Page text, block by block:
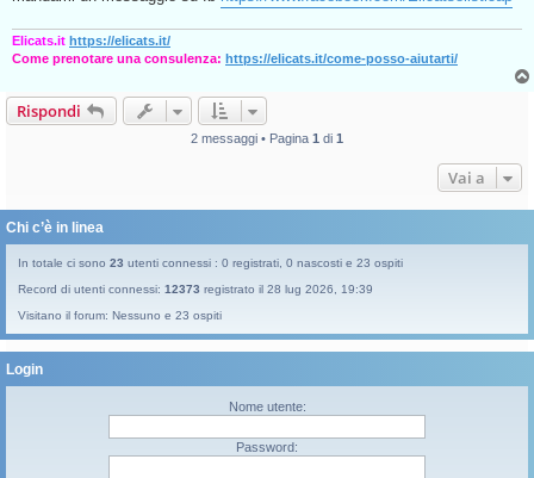
Elicats.it https://elicats.it/
Come prenotare una consulenza: https://elicats.it/come-posso-aiutarti/
Rispondi
2 messaggi • Pagina 1 di 1
Vai a
Chi c’è in linea
In totale ci sono 23 utenti connessi : 0 registrati, 0 nascosti e 23 ospiti
Record di utenti connessi: 12373 registrato il 28 lug 2026, 19:39
Visitano il forum: Nessuno e 23 ospiti
Login
Nome utente:
Password: